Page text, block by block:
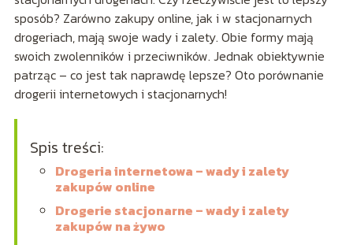
sposób? Zarówno zakupy online, jak i w stacjonarnych
drogeriach, mają swoje wady i zalety. Obie formy mają
swoich zwolenników i przeciwników. Jednak obiektywnie
patrząc – co jest tak naprawdę lepsze? Oto porównanie
drogerii internetowych i stacjonarnych!
Spis treści:
Drogeria internetowa – wady i zalety
zakupów online
Drogerie stacjonarne – wady i zalety
zakupów na żywo